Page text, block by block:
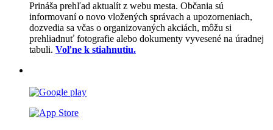
Prináša prehľad aktualít z webu mesta. Občania sú
informovaní o novo vložených správach a upozorneniach,
dozvedia sa včas o organizovaných akciách, môžu si
prehliadnuť fotografie alebo dokumenty vyvesené na úradnej
tabuli. Voľne k stiahnutiu.